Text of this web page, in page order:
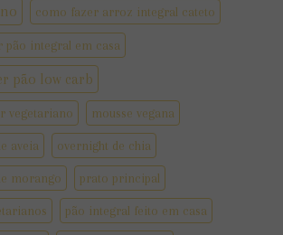
como fazer arroz integral cateto
pão integral em casa
pão low carb
vegetariano mousse vegana
aveia overnight de chia
morango prato principal
pão integral feito em casa